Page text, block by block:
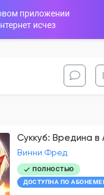
приложении
исчез
Суккуб: Вредина в
Винни Фред
ПОЛНОСТЬЮ
ДОСТУПНА ПО